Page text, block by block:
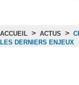
ACCUEIL > ACTUS >
LES DERNIERS ENJEUX